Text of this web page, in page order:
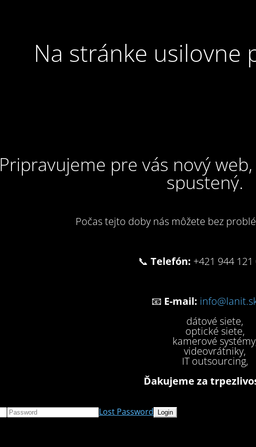
Na stránke usilovne
Pripravujeme pre vás nový
spustený.
Počas tejto doby nás môžete bez
📞 Telefón: +421 944 121
📧 E-mail:
dátové siete,
optické siete,
kamerové
videovrátniky,
IT outsourcing,
Ďakujeme za
Lost Password